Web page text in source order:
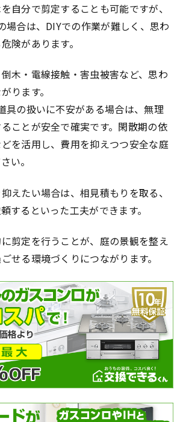
自分で剪定することも可能ですが、
場合は、DIYでの作業が難しく、思わ
険があります。
木・電線接触・害虫被害など、思わ
ります。
具の扱いに不安がある場合は、無理
ことが安全で確実です。閑散期の依
を活用し、費用を抑えつつ安全な庭
い。
えたい場合は、相見積もりを取る、
するといった工夫ができます。
剪定を行うことが、庭の景観を整え
せる環境づくりにつながります。